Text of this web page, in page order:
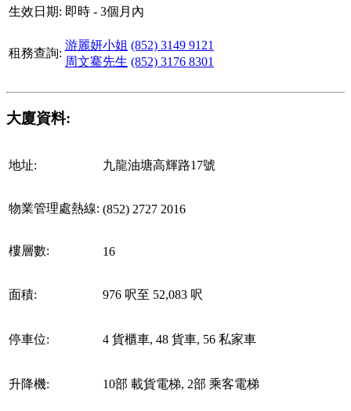
生效日期: 即時 - 3個月內
租務查詢:
游麗妍小姐 (852) 3149 9121
周文騫先生 (852) 3176 8301
大廈資料:
地址: 九龍油塘高輝路17號
物業管理處熱線: (852) 2727 2016
樓層數: 16
面積: 976 呎至 52,083 呎
停車位: 4 貨櫃車, 48 貨車, 56 私家車
升降機: 10部 載貨電梯, 2部 乘客電梯